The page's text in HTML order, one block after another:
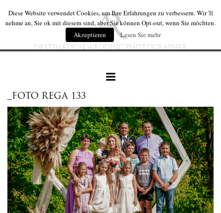
hochzeiten
hochzeit produkte
wir
_FOTO REGA 133
Diese Website verwendet Cookies, um Ihre Erfahrungen zu verbessern. Wir 'll
nehme an, Sie ok mit diesem sind, aber Sie können Opt-out, wenn Sie möchten.
Akzeptieren
Lesen Sie mehr